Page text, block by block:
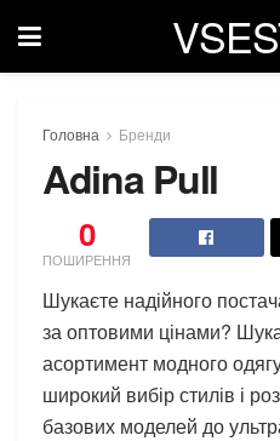
Головна Бренди
Adina Pull
0
ПОШИРЕННЯ
Шукаєте надійного
за оптовими цінами?
асортимент модного
широкий вибір стилів і
базових моделей до